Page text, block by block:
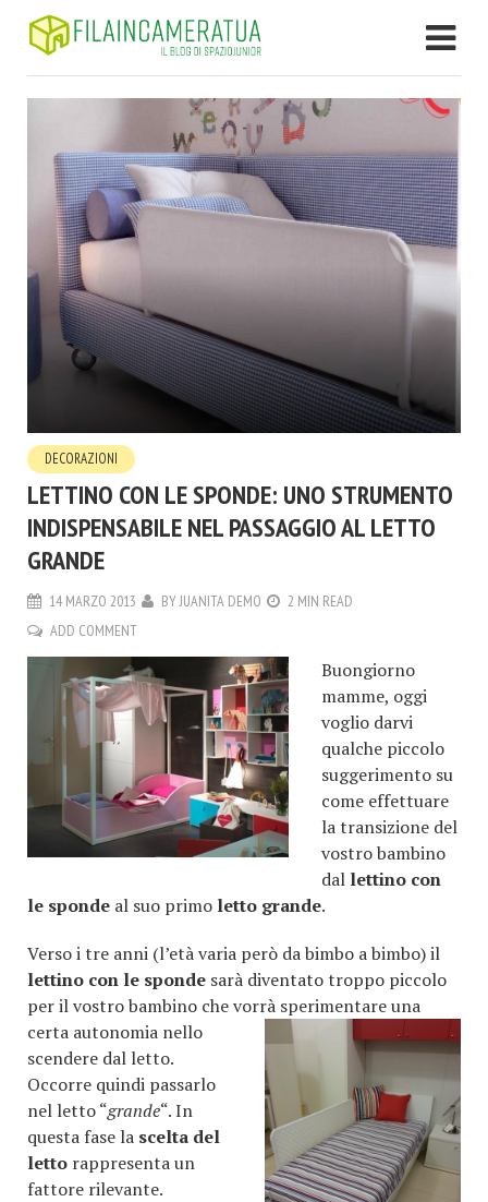
DECORAZIONI
LETTINO CON LE SPONDE: UNO STRUMENTO
INDISPENSABILE NEL PASSAGGIO AL LETTO
GRANDE
14 MARZO 2013 BYJUANITA DEMO
2 MIN READ
ADD COMMENT
Buongiorno
mamme, oggi
voglio darvi
qualche piccolo
suggerimento su
come effettuare
la transizione del
vostro bambino
dal lettino con
le sponde al suo primo letto grande.
Verso i tre anni (l’età varia però da bimbo a bimbo) il
lettino con le sponde sarà diventato troppo piccolo
per il vostro bambino che vorrà sperimentare una
certa autonomia nello
scendere dal letto.
Occorre quindi passarlo
nel letto “grande“. In
questa fase la scelta del
letto rappresenta un
fattore rilevante.